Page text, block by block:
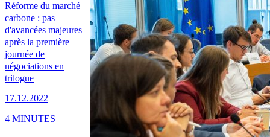
Réforme du marché
carbone : pas
d'avancées majeures
après la première
journée de
négociations en
trilogue
17.12.2022
4 MINUTES